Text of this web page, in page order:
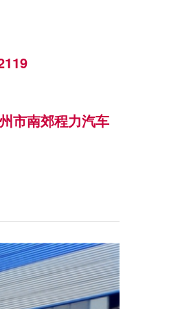
市南郊程力汽车